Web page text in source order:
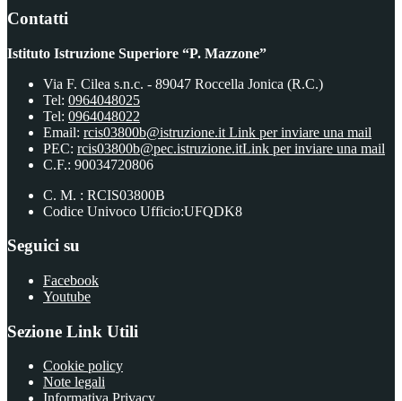
Contatti
Istituto Istruzione Superiore “P. Mazzone”
Via F. Cilea s.n.c. - 89047 Roccella Jonica (R.C.)
Tel: 0964048025
Tel: 0964048022
Email: rcis03800b@istruzione.it Link per inviare una mail
PEC: rcis03800b@pec.istruzione.itLink per inviare una mail
C.F.: 90034720806
C. M. : RCIS03800B
Codice Univoco Ufficio:UFQDK8
Seguici su
Facebook
Youtube
Sezione Link Utili
Cookie policy
Note legali